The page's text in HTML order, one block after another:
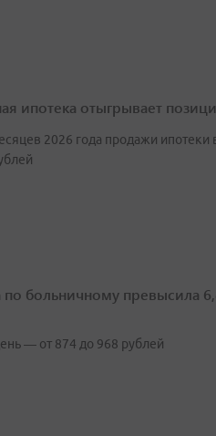
ипотека отыгрывает
2026 года продажи ипотеки
больничному превысила
— от 874 до 968 рублей